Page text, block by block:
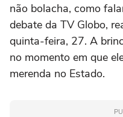
não bolacha, como
debate da TV Globo,
quinta-feira, 27. A
no momento em que
merenda no Estado.